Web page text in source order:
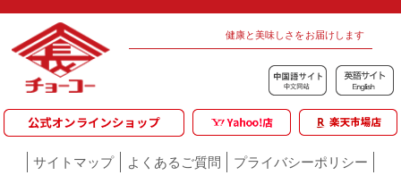
健康と美味しさをお届けします
サイトマップ よくあるご質問 プライバシーポリシー